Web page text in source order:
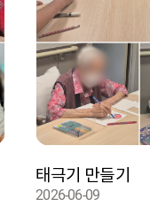
태극기 만들기
2026-06-09